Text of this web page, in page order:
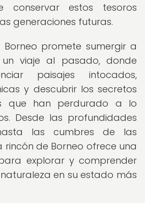
conservar estos tesoros
generaciones futuras.
Borneo promete sumergir a
viaje al pasado, donde
paisajes intocados,
y descubrir los secretos
que han perdurado a lo
Desde las profundidades
las cumbres de las
de Borneo ofrece una
explorar y comprender
en su estado más